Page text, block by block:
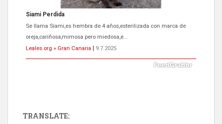
Siami Perdida
Se llama Siami,es hembra de 4 años,esterilizada con marca de
oreja,cariñosa,mimosa pero miedosa,e...
Leales.org » Gran Canaria
9.7.2025
TRANSLATE: